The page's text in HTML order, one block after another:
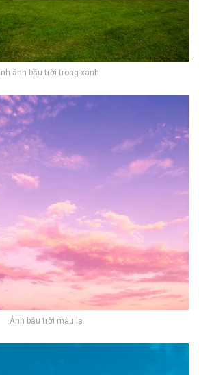
ảnh bầu trời trong xanh
Ảnh bầu trời màu lạ